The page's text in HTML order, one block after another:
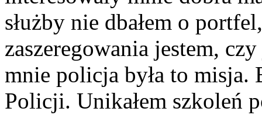
służby nie dbałem o
zaszeregowania jestem,
mnie policja była to misja.
Policji. Unikałem szkoleń